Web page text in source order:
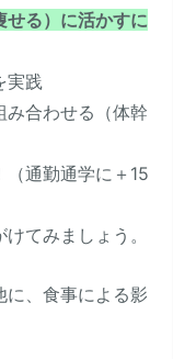
せる）に活かすに
実践
み合わせる（体幹
（通勤通学に＋15
てみましょう。
に、食事による影